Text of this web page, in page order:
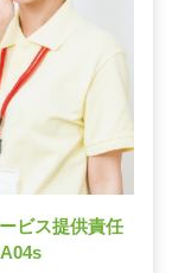
ビス提供責任